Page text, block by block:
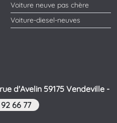
Voiture neuve pas chère
Voiture-diesel-neuves
d'Avelin 59175 Vendeville -
66 77